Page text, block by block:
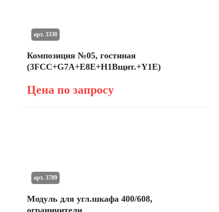
Композиция №05, гостиная
(3FCC+G7A+E8E+H1Bщит.+Y1E)
Цена по запросу
арт. 3330
Модуль для угл.шкафа 400/608,
ограничители
арт. 3789